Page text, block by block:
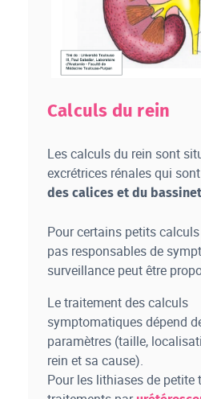
Calculs du rein
Les calculs du rein sont
excrétrices rénales qui
des calices et du bassinet
Pour certains petits
pas responsables de
surveillance peut être
Le traitement des calculs
symptomatiques dépend
paramètres (taille,
rein et sa cause).
Pour les lithiases de petite